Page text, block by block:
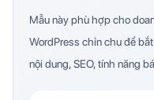
Mẫu này phù hợp cho
WordPress chỉn chu để
nội dung, SEO, tính năng